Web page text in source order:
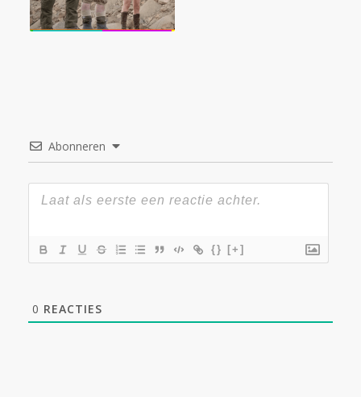
Abonneren
{} [+]
0 REACTIES